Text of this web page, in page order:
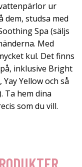
ur
dem, studsa med
Spa (säljs
Med
kul. Det finns
inklusive Bright
Yellow och så
Ta hem dina
som du vill.